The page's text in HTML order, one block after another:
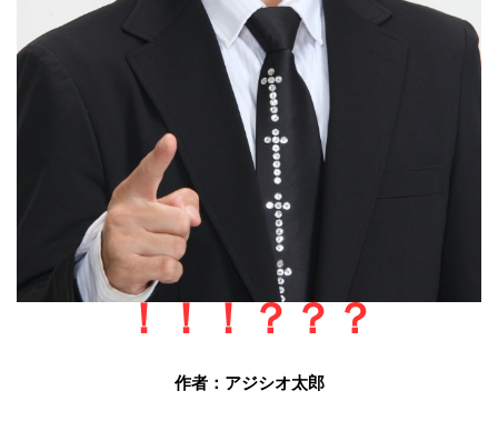
！！！？？？
作者：アジシオ太郎